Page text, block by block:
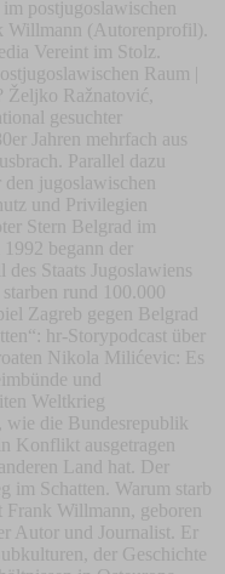
postjugoslawischen
Willmann (Autorenprofil).
Vereint im Stolz.
Raum |
Ražnatović,
gesuchter
Jahren mehrfach aus
Parallel dazu
jugoslawischen
und Privilegien
Stern Belgrad im
begann der
Staats Jugoslawiens
rund 100.000
Zagreb gegen Belgrad
hr-Storypodcast über
Nikola Milićevic: Es
und
Weltkrieg
wie die Bundesrepublik
Konflikt ausgetragen
Land hat. Der
im Schatten. Warum starb
Willmann, geboren
Autor und Journalist. Er
der Geschichte